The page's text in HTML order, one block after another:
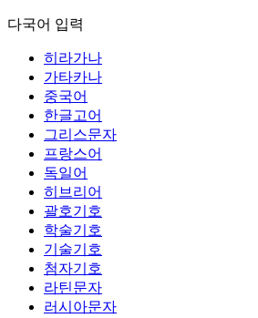
다국어 입력
히라가나
가타카나
중국어
한글고어
그리스문자
프랑스어
독일어
히브리어
괄호기호
학술기호
기술기호
첨자기호
라틴문자
러시아문자